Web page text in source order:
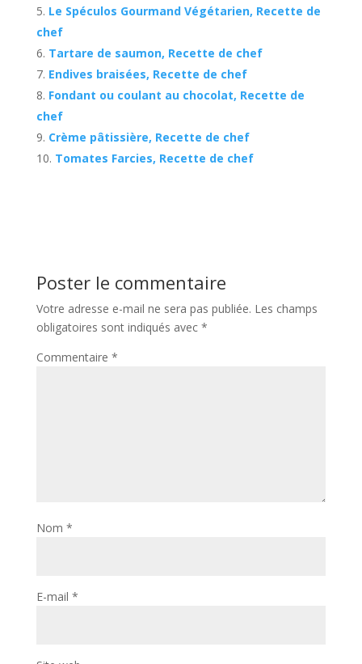
Le Spéculos Gourmand Végétarien, Recette de
chef
Tartare de saumon, Recette de chef
Endives braisées, Recette de chef
Fondant ou coulant au chocolat, Recette de
chef
Crème pâtissière, Recette de chef
Tomates Farcies, Recette de chef
Poster le commentaire
Votre adresse e-mail ne sera pas publiée. Les champs
obligatoires sont indiqués avec *
Commentaire *
Nom *
E-mail *